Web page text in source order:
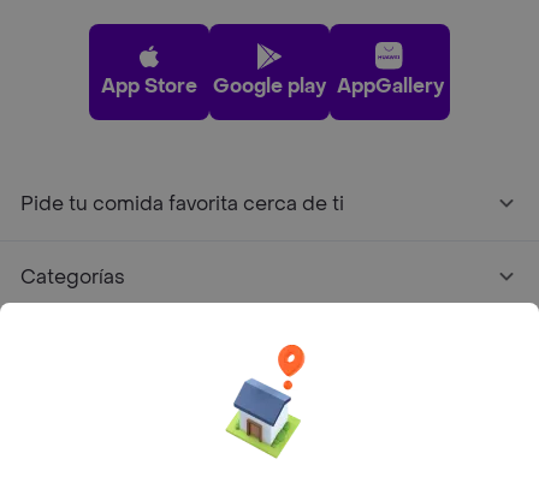
App Store Google play AppGallery
Pide tu comida favorita cerca de ti
Categorías